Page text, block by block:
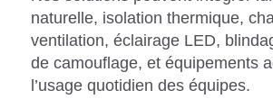
naturelle, isolation thermique,
ventilation, éclairage LED,
de camouflage, et équipements
l’usage quotidien des équipes.